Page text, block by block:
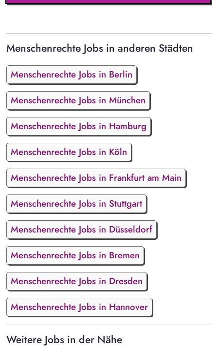
Menschenrechte Jobs in anderen Städten
Menschenrechte Jobs in Berlin
Menschenrechte Jobs in München
Menschenrechte Jobs in Hamburg
Menschenrechte Jobs in Köln
Menschenrechte Jobs in Frankfurt am Main
Menschenrechte Jobs in Stuttgart
Menschenrechte Jobs in Düsseldorf
Menschenrechte Jobs in Bremen
Menschenrechte Jobs in Dresden
Menschenrechte Jobs in Hannover
Weitere Jobs in der Nähe